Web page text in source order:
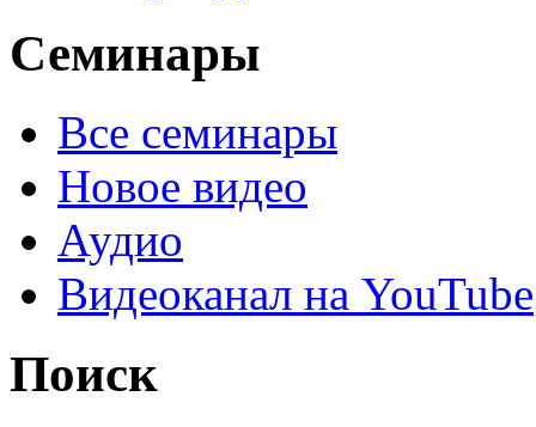
Семинары
Все семинары
Новое видео
Аудио
Видеоканал на YouTube
Поиск